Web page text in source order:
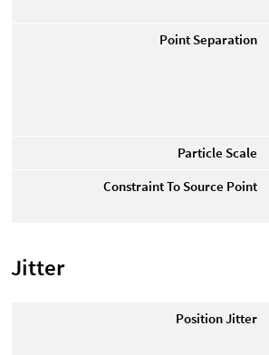
Point Separation
Particle Scale
Constraint To Source Point
Jitter
Position Jitter